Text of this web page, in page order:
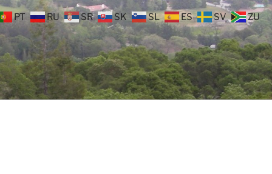
PT RU SR SK SL ES SV ZU